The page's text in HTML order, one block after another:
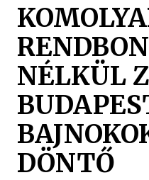
NÉLKÜL
DÖNTŐ